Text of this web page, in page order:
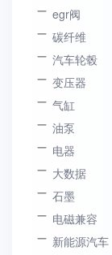
egr阀
碳纤维
汽车轮毂
变压器
气缸
油泵
电器
大数据
石墨
电磁兼容
新能源汽车